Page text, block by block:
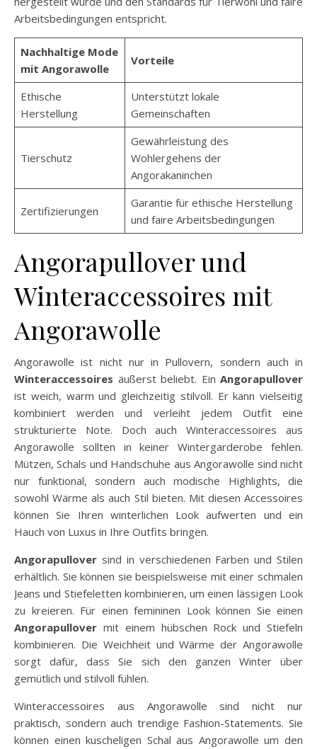
Arbeitsbedingungen entspricht.
Nachhaltige Mode
mit Angorawolle
Vorteile
Ethische
Herstellung
Unterstützt lokale
Gemeinschaften
Tierschutz
Gewährleistung des
Wohlergehens der
Angorakaninchen
Zertifizierungen
Garantie für ethische Herstellung
und faire Arbeitsbedingungen
Angorapullover und
Winteraccessoires mit
Angorawolle
Angorawolle ist nicht nur in Pullovern, sondern auch in
Winteraccessoires äußerst beliebt. Ein Angorapullover
ist weich, warm und gleichzeitig stilvoll. Er kann vielseitig
kombiniert werden und verleiht jedem Outfit eine
strukturierte Note. Doch auch Winteraccessoires aus
Angorawolle sollten in keiner Wintergarderobe fehlen.
Mützen, Schals und Handschuhe aus Angorawolle sind nicht
nur funktional, sondern auch modische Highlights, die
sowohl Wärme als auch Stil bieten. Mit diesen Accessoires
können Sie Ihren winterlichen Look aufwerten und ein
Hauch von Luxus in Ihre Outfits bringen.
Angorapullover sind in verschiedenen Farben und Stilen
erhältlich. Sie können sie beispielsweise mit einer schmalen
Jeans und Stiefeletten kombinieren, um einen lässigen Look
zu kreieren. Für einen femininen Look können Sie einen
Angorapullover mit einem hübschen Rock und Stiefeln
kombinieren. Die Weichheit und Wärme der Angorawolle
sorgt dafür, dass Sie sich den ganzen Winter über
gemütlich und stilvoll fühlen.
Winteraccessoires aus Angorawolle sind nicht nur
praktisch, sondern auch trendige Fashion-Statements. Sie
können einen kuscheligen Schal aus Angorawolle um den